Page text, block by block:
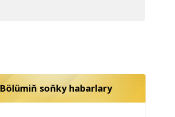
Bölümiň soňky habarlary